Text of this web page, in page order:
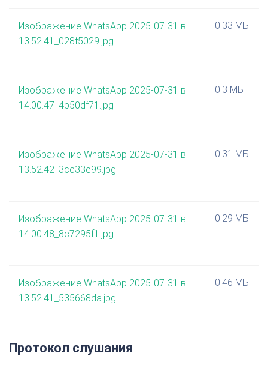
Изображение WhatsApp 2025-07-31 в
13.52.41_028f5029.jpg
0.33 МБ
Изображение WhatsApp 2025-07-31 в
14.00.47_4b50df71.jpg
0.3 МБ
Изображение WhatsApp 2025-07-31 в
13.52.42_3cc33e99.jpg
0.31 МБ
Изображение WhatsApp 2025-07-31 в
14.00.48_8c7295f1.jpg
0.29 МБ
Изображение WhatsApp 2025-07-31 в
13.52.41_535668da.jpg
0.46 МБ
Протокол слушания